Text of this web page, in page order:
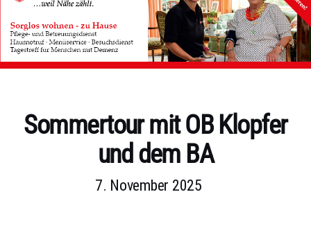
Kategorien
Sommertour mit OB Klopfer
und dem BA
7. November 2025